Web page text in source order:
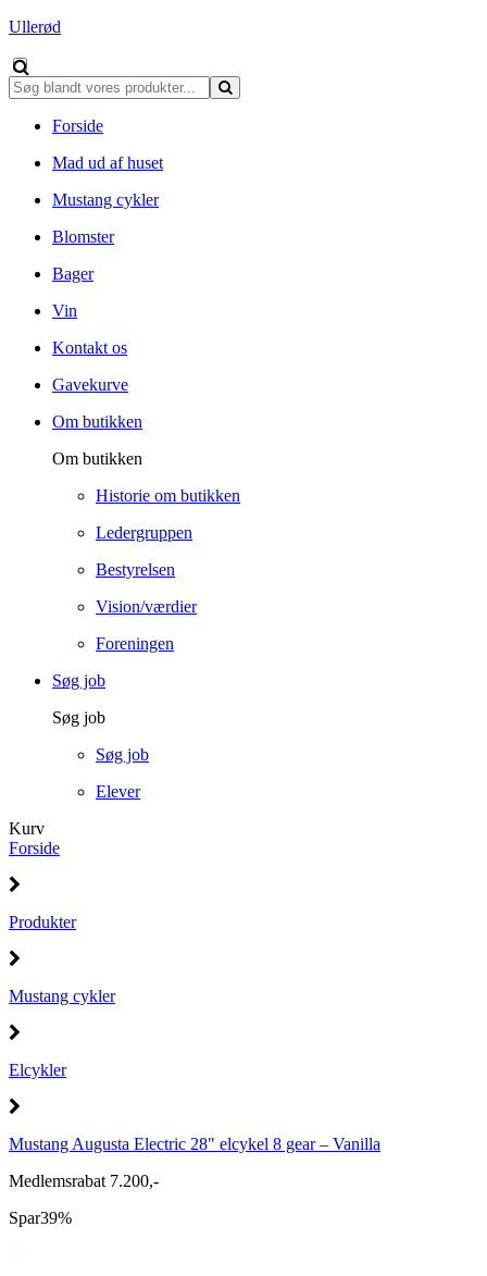
Ullerød
Forside
Mad ud af huset
Mustang cykler
Blomster
Bager
Vin
Kontakt os
Gavekurve
Om butikken
Om butikken
Historie om butikken
Ledergruppen
Bestyrelsen
Vision/værdier
Foreningen
Søg job
Søg job
Søg job
Elever
Kurv
Forside
Produkter
Mustang cykler
Elcykler
Mustang Augusta Electric 28" elcykel 8 gear – Vanilla
Medlemsrabat 7.200,-
Spar39%